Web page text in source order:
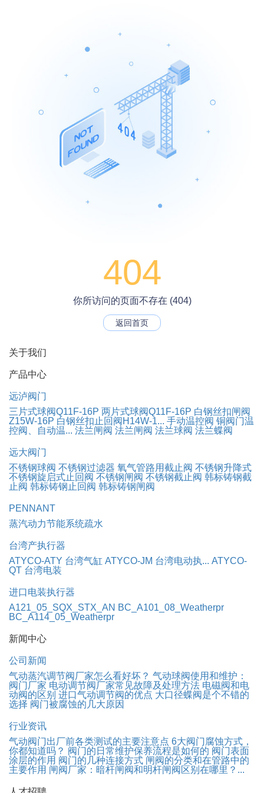
404
你所访问的页面不存在 (404)
返回首页
关于我们
产品中心
远泸阀门
三片式球阀Q11F-16P 两片式球阀Q11F-16P 白钢丝扣闸阀
Z15W-16P 白钢丝扣止回阀H14W-1... 手动温控阀 铜阀门温
控阀、自动温... 法兰闸阀 法兰闸阀 法兰球阀 法兰蝶阀
远大阀门
不锈钢球阀 不锈钢过滤器 氧气管路用截止阀 不锈钢升降式
不锈钢旋启式止回阀 不锈钢闸阀 不锈钢截止阀 韩标铸钢截
止阀 韩标铸钢止回阀 韩标铸钢闸阀
PENNANT
蒸汽动力节能系统疏水
台湾产执行器
ATYCO-ATY 台湾气缸 ATYCO-JM 台湾电动执... ATYCO-
QT 台湾电装
进口电装执行器
A121_05_SQX_STX_AN BC_A101_08_Weatherpr
BC_A114_05_Weatherpr
新闻中心
公司新闻
气动蒸汽调节阀厂家怎么看好坏？ 气动球阀使用和维护：
阀门厂家 电动调节阀厂家常见故障及处理方法 电磁阀和电
动阀的区别 进口气动调节阀的优点 大口径蝶阀是个不错的
选择 阀门被腐蚀的几大原因
行业资讯
气动阀门出厂前各类测试的主要注意点 6大阀门腐蚀方式，
你都知道吗？ 阀门的日常维护保养流程是如何的 阀门表面
涂层的作用 阀门的几种连接方式 闸阀的分类和在管路中的
主要作用 闸阀厂家：暗杆闸阀和明杆闸阀区别在哪里？...